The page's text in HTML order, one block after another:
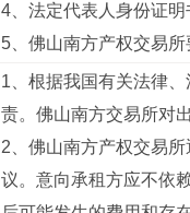
4、法定代表人身份证
5、佛山南方产权交易所
1、根据我国有关法律
责。佛山南方交易所对
2、佛山南方产权交易
议。意向承租方应不依